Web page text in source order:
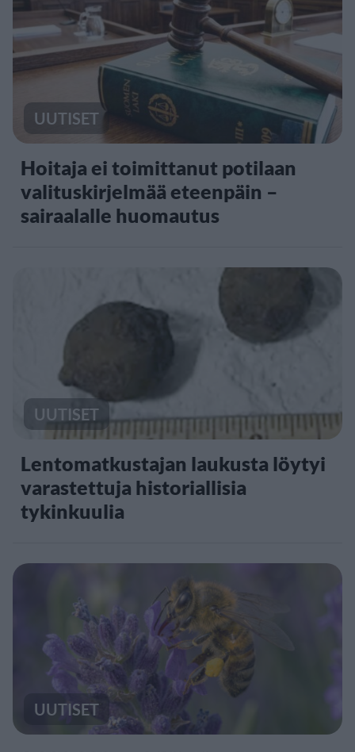
UUTISET
Hoitaja ei toimittanut potilaan
valituskirjelmää eteenpäin –
sairaalalle huomautus
UUTISET
Lentomatkustajan laukusta löytyi
varastettuja historiallisia
tykinkuulia
UUTISET